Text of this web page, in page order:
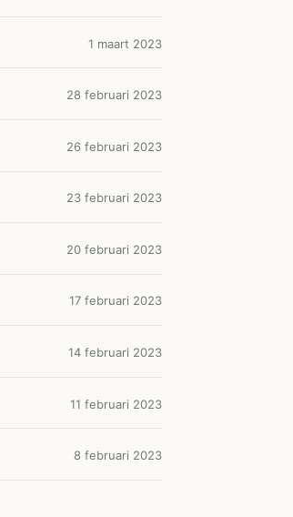
1 maart 2023
28 februari 2023
26 februari 2023
23 februari 2023
20 februari 2023
17 februari 2023
14 februari 2023
11 februari 2023
8 februari 2023